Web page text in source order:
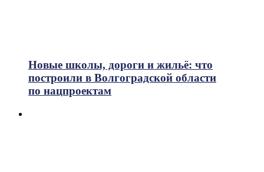
Новые школы, дороги и жильё: что
построили в Волгоградской области
по нацпроектам